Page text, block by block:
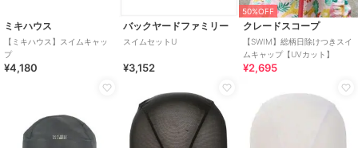
ミキハウス
【ミキハウス】スイムキャッ
プ
¥4,180
バックヤードファミリー
スイムセットU
¥3,152
50%OFF
クレードスコープ
【SWIM】総柄日除けつきスイ
ムキャップ【UVカット】
¥2,695